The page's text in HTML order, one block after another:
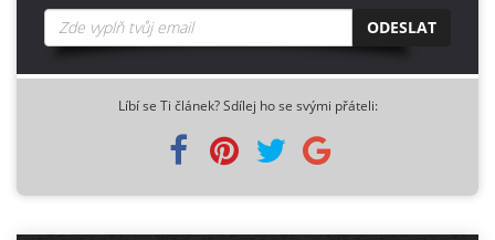
ODESLAT
Líbí se Ti článek? Sdílej ho se svými přáteli: